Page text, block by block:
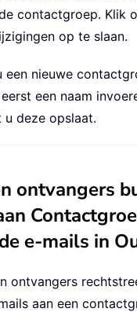
contactgroep. Klik
op te slaan.
een nieuwe
een naam
u deze opslaat.
ontvangers
e-mails in
ontvangers
aan een